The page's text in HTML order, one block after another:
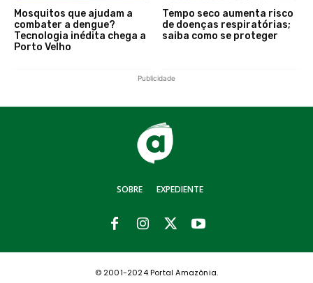
Mosquitos que ajudam a
combater a dengue?
Tecnologia inédita chega a
Porto Velho
Tempo seco aumenta risco
de doenças respiratórias;
saiba como se proteger
Publicidade
SOBRE EXPEDIENTE
© 2001-2024 Portal Amazônia.